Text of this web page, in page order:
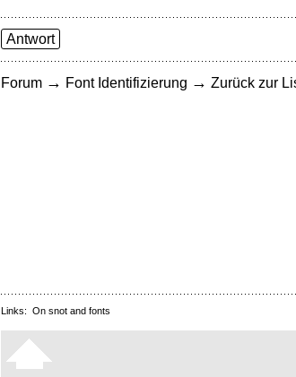
Antwort
Forum → Font Identifizierung → Zurück zur
Links: On snot and fonts